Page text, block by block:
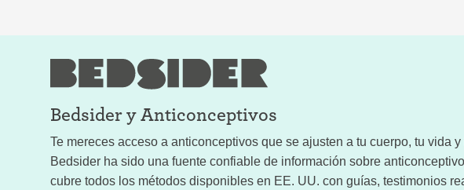
Bedsider yAnticonceptivos
Te mereces acceso a anticonceptivos que se ajusten a tu cuerpo, tu vida
Bedsider ha sido una fuente confiable de información sobre
cubre todos los métodos disponibles en EE. UU. con guías, testimonios